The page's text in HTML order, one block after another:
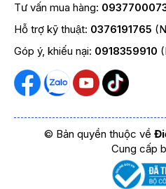
Tư vấn mua hàng:
Hỗ trợ kỹ thuật: 0376191765
Góp ý, khiếu nại: 0918359910
© Bản quyền thuộc về
Cung cấp